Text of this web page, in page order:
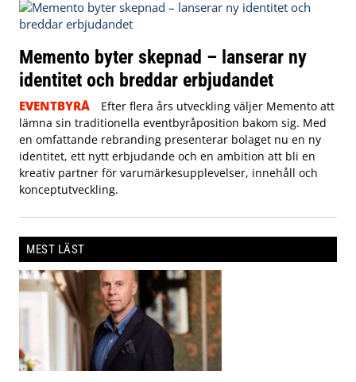
Memento byter skepnad – lanserar ny
identitet och breddar erbjudandet
EVENTBYRÅ
Efter flera års utveckling väljer Memento att
lämna sin traditionella eventbyråposition bakom sig. Med
en omfattande rebranding presenterar bolaget nu en ny
identitet, ett nytt erbjudande och en ambition att bli en
kreativ partner för varumärkesupplevelser, innehåll och
konceptutveckling.
MEST LÄST